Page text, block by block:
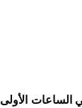
الساعات الأولى